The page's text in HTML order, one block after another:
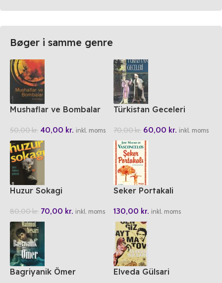
Bøger i samme genre
Mushaflar ve Bombalar
50,00kr. 40,00 kr. inkl. moms
Türkistan Geceleri
70,00kr. 60,00 kr. inkl. moms
Huzur Sokagi
80,00kr. 70,00 kr. inkl. moms
Seker Portakali
130,00 kr. inkl. moms
Bagriyanik Ömer Elveda Gülsari